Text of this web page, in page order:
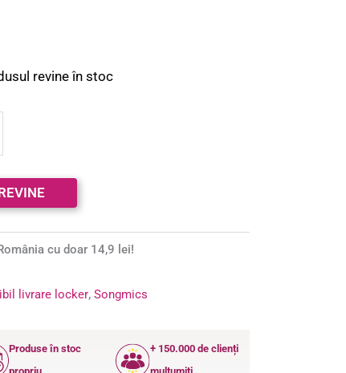
revine în stoc
cu doar 14,9 lei!
livrare locker,Songmics
Produse în stoc
+ 150.000 de clienți